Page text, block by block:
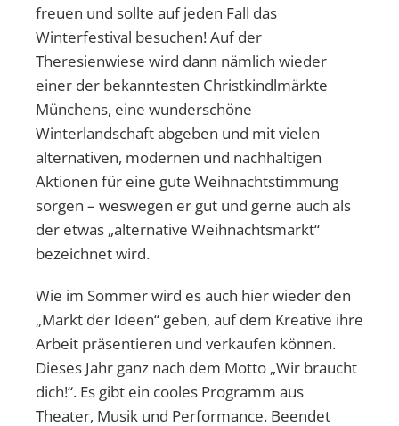
freuen und sollte auf jeden Fall das
Winterfestival besuchen! Auf der
Theresienwiese wird dann nämlich wieder
einer der bekanntesten Christkindlmärkte
Münchens, eine wunderschöne
Winterlandschaft abgeben und mit vielen
alternativen, modernen und nachhaltigen
Aktionen für eine gute Weihnachtstimmung
sorgen – weswegen er gut und gerne auch als
der etwas „alternative Weihnachtsmarkt“
bezeichnet wird.
Wie im Sommer wird es auch hier wieder den
„Markt der Ideen“ geben, auf dem Kreative ihre
Arbeit präsentieren und verkaufen können.
Dieses Jahr ganz nach dem Motto „Wir braucht
dich!“. Es gibt ein cooles Programm aus
Theater, Musik und Performance. Beendet